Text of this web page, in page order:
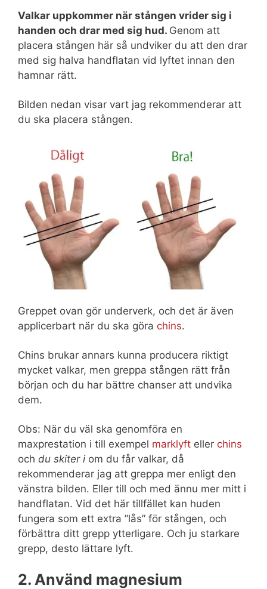
Valkar uppkommer när stången vrider sig i
handen och drar med sig hud. Genom att
placera stången här så undviker du att den drar
med sig halva handflatan vid lyftet innan den
hamnar rätt.
Bilden nedan visar vart jag rekommenderar att
du ska placera stången.
Greppet ovan gör underverk, och det är även
applicerbart när du ska göra chins.
Chins brukar annars kunna producera riktigt
mycket valkar, men greppa stången rätt från
början och du har bättre chanser att undvika
dem.
Obs: När du väl ska genomföra en
maxprestation i till exempel marklyft eller chins
och du skiter i om du får valkar, då
rekommenderar jag att greppa mer enligt den
vänstra bilden. Eller till och med ännu mer mitt i
handflatan. Vid det här tillfället kan huden
fungera som ett extra ”lås” för stången, och
förbättra ditt grepp ytterligare. Och ju starkare
grepp, desto lättare lyft.
2. Använd magnesium